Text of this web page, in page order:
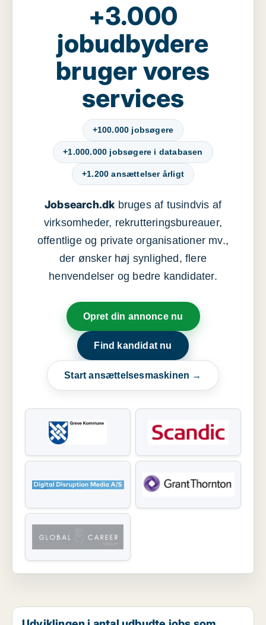
+3.000
jobudbydere
bruger vores
services
+100.000 jobsøgere
+1.000.000 jobsøgere i databasen
+1.200 ansættelser årligt
Jobsearch.dkbruges af tusindvis af
virksomheder, rekrutteringsbureauer,
offentlige og private organisationer mv.,
der ønsker høj synlighed, flere
henvendelser og bedre kandidater.
Opret din annonce nu
Find kandidat nu
Start ansættelsesmaskinen →